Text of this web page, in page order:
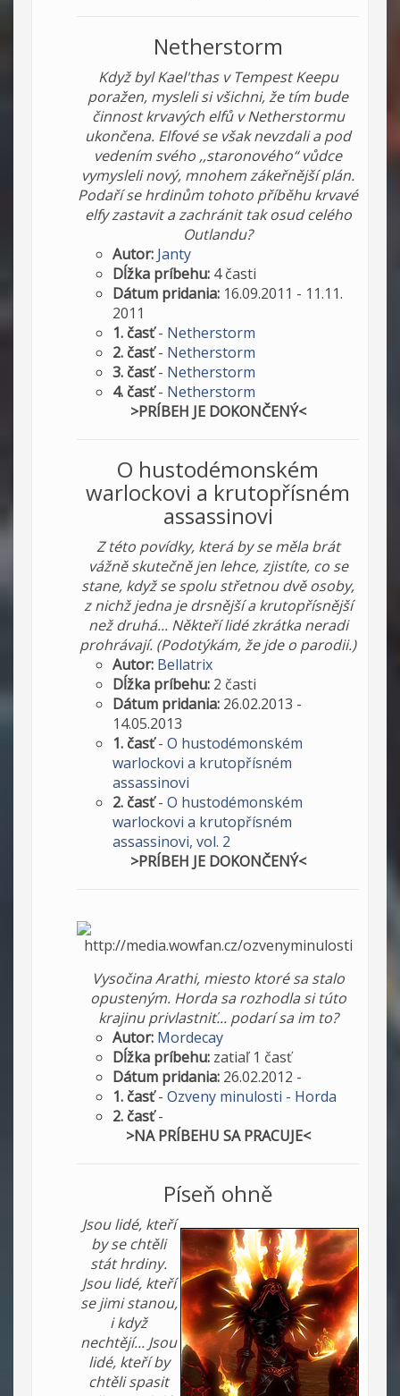
Netherstorm
Když byl Kael'thas v Tempest Keepu
poražen, mysleli si všichni, že tím bude
činnost krvavých elfů v Netherstormu
ukončena. Elfové se však nevzdali a pod
vedením svého ,,staronového“ vůdce
vymysleli nový, mnohem zákeřnější plán.
Podaří se hrdinům tohoto příběhu krvavé
elfy zastavit a zachránit tak osud celého
Outlandu?
Autor: Janty
Dĺžka príbehu: 4 časti
Dátum pridania: 16.09.2011 - 11.11.
2011
1. časť- Netherstorm
2. časť- Netherstorm
3. časť- Netherstorm
4. časť- Netherstorm
>PRÍBEH JE DOKONČENÝ<
O hustodémonském
warlockovi a krutopřísném
assassinovi
Z této povídky, která by se měla brát
vážně skutečně jen lehce, zjistíte, co se
stane, když se spolu střetnou dvě osoby,
z nichž jedna je drsnější a krutopřísnější
než druhá... Někteří lidé zkrátka neradi
prohrávají. (Podotýkám, že jde o parodii.)
Autor: Bellatrix
Dĺžka príbehu: 2 časti
Dátum pridania: 26.02.2013 -
14.05.2013
1. časť- O hustodémonském
warlockovi a krutopřísném
assassinovi
2. časť- O hustodémonském
warlockovi a krutopřísném
assassinovi, vol. 2
>PRÍBEH JE DOKONČENÝ<
Vysočina Arathi, miesto ktoré sa stalo
opusteným. Horda sa rozhodla si túto
krajinu privlastniť... podarí sa im to?
Autor: Mordecay
Dĺžka príbehu: zatiaľ 1 časť
Dátum pridania: 26.02.2012 -
1. časť- Ozveny minulosti - Horda
2. časť-
>NA PRÍBEHU SA PRACUJE<
Píseň ohně
Jsou lidé, kteří
by se chtěli
stát hrdiny.
Jsou lidé, kteří
se jimi stanou,
i když
nechtějí... Jsou
lidé, kteří by
chtěli spasit